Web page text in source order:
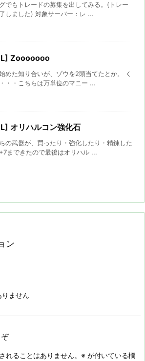
でもトレードの募集を出してみる。(トレー
しました) 対象サーバー：レ ...
Zooooooo
めた知り合いが、ゾウを2頭当てたとか。 く
・・こちらは万単位のマニー ...
オリハルコン強化石
の武器が、買ったり・強化したり・精錬した
まできたので最後はオリハル ...
ン
りません
れることはありません。 ※ が付いている欄